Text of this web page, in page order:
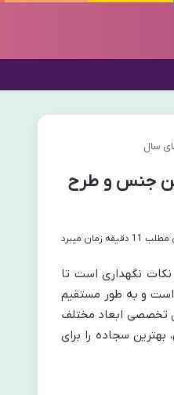
سال
جنس و طرح
زمان میبرد
نگهداری است تا
است و به طور مستقیم
تخصصی ابعاد مختلف
سجاده را برای